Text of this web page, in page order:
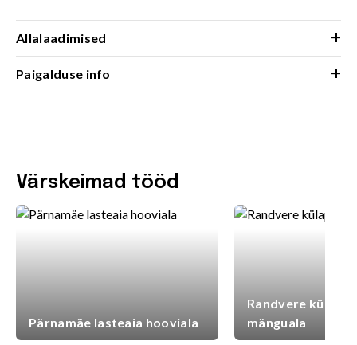
Allalaadimised +
Paigalduse info +
Värskeimad tööd
Pärnamäe lasteaia hooviala
Randvere
mänguala